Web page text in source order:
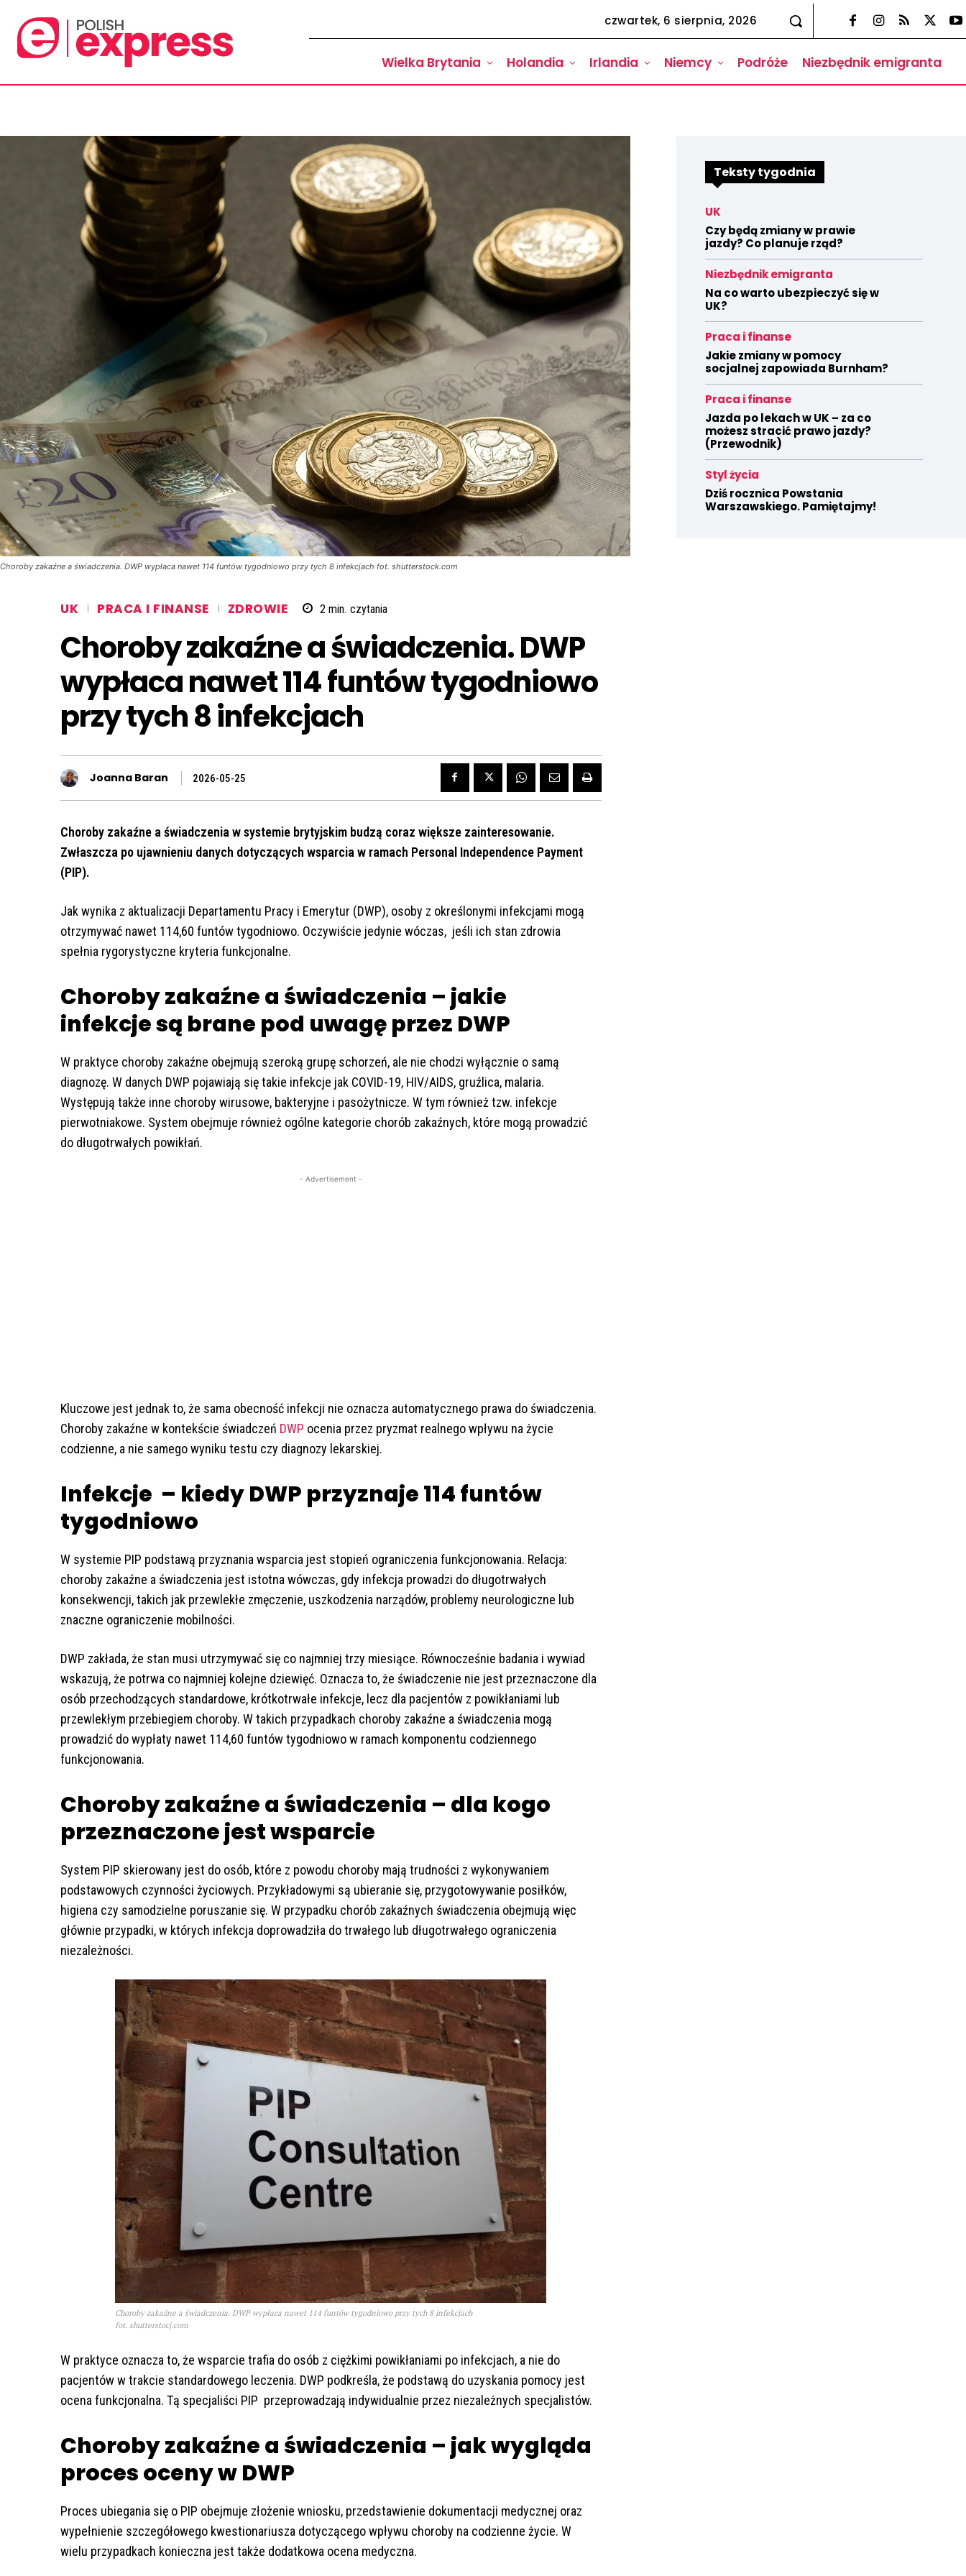
czwartek, 6 sierpnia, 2026
Wielka Brytania Holandia Irlandia Niemcy Podróże Niezbędnik emigranta
Choroby zakaźne a świadczenia. DWP wypłaca nawet 114 funtów tygodniowo przy tych 8 infekcjach fot. shutterstock.com
UK PRACA I FINANSE ZDROWIE 2 min. czytania
Choroby zakaźne a świadczenia. DWP
wypłaca nawet 114 funtów tygodniowo
przy tych 8 infekcjach
Joanna Baran 2026-05-25
Choroby zakaźne a świadczenia w systemie brytyjskim budzą coraz większe zainteresowanie.
Zwłaszcza po ujawnieniu danych dotyczących wsparcia w ramach Personal Independence Payment
(PIP).
Jak wynika z aktualizacji Departamentu Pracy i Emerytur (DWP), osoby z określonymi infekcjami mogą
otrzymywać nawet 114,60 funtów tygodniowo. Oczywiście jedynie wóczas, jeśli ich stan zdrowia
spełnia rygorystyczne kryteria funkcjonalne.
Choroby zakaźne a świadczenia – jakie
infekcje są brane pod uwagę przez DWP
W praktyce choroby zakaźne obejmują szeroką grupę schorzeń, ale nie chodzi wyłącznie o samą
diagnozę. W danych DWP pojawiają się takie infekcje jak COVID-19, HIV/AIDS, gruźlica, malaria.
Występują także inne choroby wirusowe, bakteryjne i pasożytnicze. W tym również tzw. infekcje
pierwotniakowe. System obejmuje również ogólne kategorie chorób zakaźnych, które mogą prowadzić
do długotrwałych powikłań.
- Advertisement -
Kluczowe jest jednak to, że sama obecność infekcji nie oznacza automatycznego prawa do świadczenia.
Choroby zakaźne w kontekście świadczeń DWP ocenia przez pryzmat realnego wpływu na życie
codzienne, a nie samego wyniku testu czy diagnozy lekarskiej.
Infekcje – kiedy DWP przyznaje 114 funtów
tygodniowo
W systemie PIP podstawą przyznania wsparcia jest stopień ograniczenia funkcjonowania. Relacja:
choroby zakaźne a świadczenia jest istotna wówczas, gdy infekcja prowadzi do długotrwałych
konsekwencji, takich jak przewlekłe zmęczenie, uszkodzenia narządów, problemy neurologiczne lub
znaczne ograniczenie mobilności.
DWP zakłada, że stan musi utrzymywać się co najmniej trzy miesiące. Równocześnie badania i wywiad
wskazują, że potrwa co najmniej kolejne dziewięć. Oznacza to, że świadczenie nie jest przeznaczone dla
osób przechodzących standardowe, krótkotrwałe infekcje, lecz dla pacjentów z powikłaniami lub
przewlekłym przebiegiem choroby. W takich przypadkach choroby zakaźne a świadczenia mogą
prowadzić do wypłaty nawet 114,60 funtów tygodniowo w ramach komponentu codziennego
funkcjonowania.
Choroby zakaźne a świadczenia – dla kogo
przeznaczone jest wsparcie
System PIP skierowany jest do osób, które z powodu choroby mają trudności z wykonywaniem
podstawowych czynności życiowych. Przykładowymi są ubieranie się, przygotowywanie posiłków,
higiena czy samodzielne poruszanie się. W przypadku chorób zakaźnych świadczenia obejmują więc
głównie przypadki, w których infekcja doprowadziła do trwałego lub długotrwałego ograniczenia
niezależności.
Choroby zakaźne a świadczenia. DWP wypłaca nawet 114 funtów tygodniowo przy tych 8 infekcjach
fot. shutterstocj.com
W praktyce oznacza to, że wsparcie trafia do osób z ciężkimi powikłaniami po infekcjach, a nie do
pacjentów w trakcie standardowego leczenia. DWP podkreśla, że podstawą do uzyskania pomocy jest
ocena funkcjonalna. Tą specjaliści PIP przeprowadzają indywidualnie przez niezależnych specjalistów.
Choroby zakaźne a świadczenia – jak wygląda
proces oceny w DWP
Proces ubiegania się o PIP obejmuje złożenie wniosku, przedstawienie dokumentacji medycznej oraz
wypełnienie szczegółowego kwestionariusza dotyczącego wpływu choroby na codzienne życie. W
wielu przypadkach konieczna jest także dodatkowa ocena medyczna.
Teksty tygodnia
UK
Czy będą zmiany w prawie
jazdy? Co planuje rząd?
Niezbędnik emigranta
Na co warto ubezpieczyć się w
UK?
Praca i finanse
Jakie zmiany w pomocy
socjalnej zapowiada Burnham?
Praca i finanse
Jazda po lekach w UK – za co
możesz stracić prawo jazdy?
(Przewodnik)
Styl życia
Dziś rocznica Powstania
Warszawskiego. Pamiętajmy!